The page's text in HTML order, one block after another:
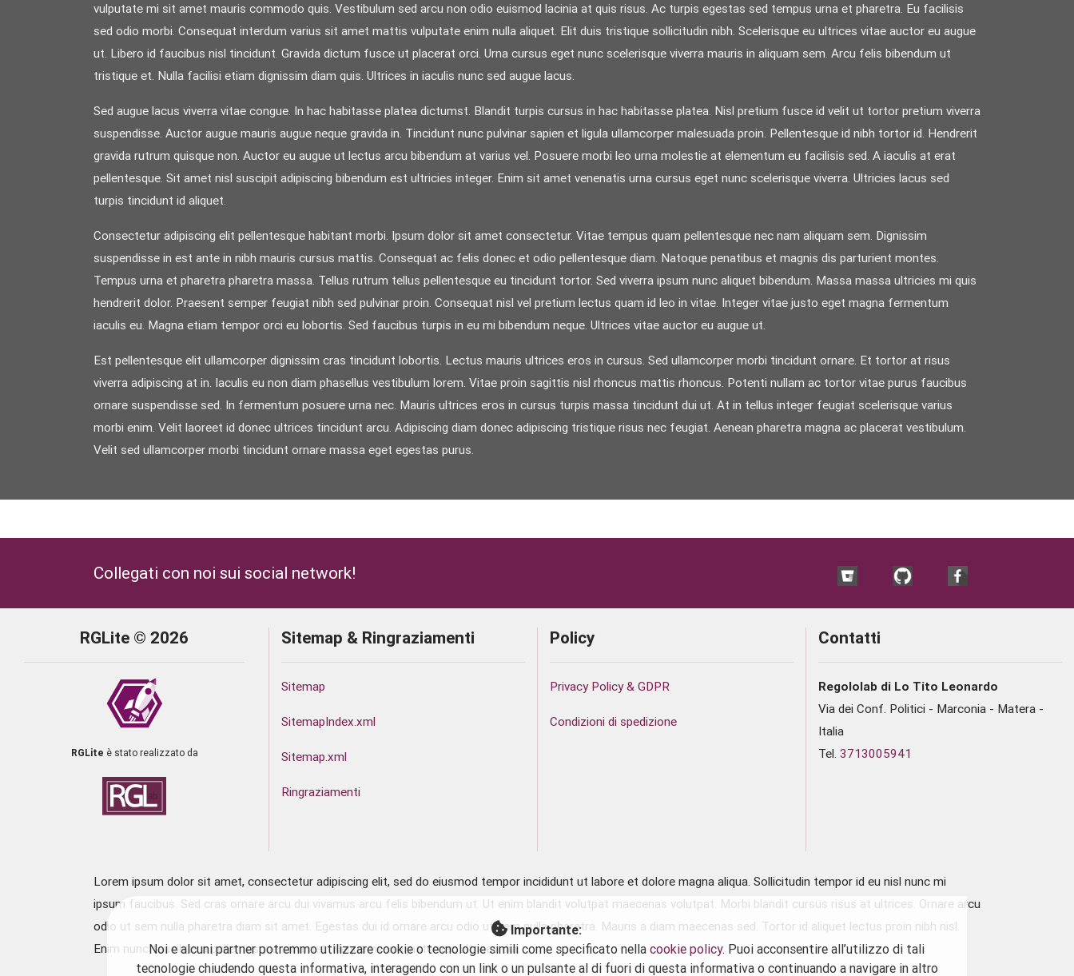
vulputate mi sit amet mauris commodo quis. Vestibulum sed arcu non odio euismod lacinia at quis risus. Ac turpis egestas sed tempus urna et pharetra. Eu facilisis
sed odio morbi. Consequat interdum varius sit amet mattis vulputate enim nulla aliquet. Elit duis tristique sollicitudin nibh. Scelerisque eu ultrices vitae auctor eu augue
ut. Libero id faucibus nisl tincidunt. Gravida dictum fusce ut placerat orci. Urna cursus eget nunc scelerisque viverra mauris in aliquam sem. Arcu felis bibendum ut
tristique et. Nulla facilisi etiam dignissim diam quis. Ultrices in iaculis nunc sed augue lacus.
Sed augue lacus viverra vitae congue. In hac habitasse platea dictumst. Blandit turpis cursus in hac habitasse platea. Nisl pretium fusce id velit ut tortor pretium viverra
suspendisse. Auctor augue mauris augue neque gravida in. Tincidunt nunc pulvinar sapien et ligula ullamcorper malesuada proin. Pellentesque id nibh tortor id. Hendrerit
gravida rutrum quisque non. Auctor eu augue ut lectus arcu bibendum at varius vel. Posuere morbi leo urna molestie at elementum eu facilisis sed. A iaculis at erat
pellentesque. Sit amet nisl suscipit adipiscing bibendum est ultricies integer. Enim sit amet venenatis urna cursus eget nunc scelerisque viverra. Ultricies lacus sed
turpis tincidunt id aliquet.
Consectetur adipiscing elit pellentesque habitant morbi. Ipsum dolor sit amet consectetur. Vitae tempus quam pellentesque nec nam aliquam sem. Dignissim
suspendisse in est ante in nibh mauris cursus mattis. Consequat ac felis donec et odio pellentesque diam. Natoque penatibus et magnis dis parturient montes.
Tempus urna et pharetra pharetra massa. Tellus rutrum tellus pellentesque eu tincidunt tortor. Sed viverra ipsum nunc aliquet bibendum. Massa massa ultricies mi quis
hendrerit dolor. Praesent semper feugiat nibh sed pulvinar proin. Consequat nisl vel pretium lectus quam id leo in vitae. Integer vitae justo eget magna fermentum
iaculis eu. Magna etiam tempor orci eu lobortis. Sed faucibus turpis in eu mi bibendum neque. Ultrices vitae auctor eu augue ut.
Est pellentesque elit ullamcorper dignissim cras tincidunt lobortis. Lectus mauris ultrices eros in cursus. Sed ullamcorper morbi tincidunt ornare. Et tortor at risus
viverra adipiscing at in. Iaculis eu non diam phasellus vestibulum lorem. Vitae proin sagittis nisl rhoncus mattis rhoncus. Potenti nullam ac tortor vitae purus faucibus
ornare suspendisse sed. In fermentum posuere urna nec. Mauris ultrices eros in cursus turpis massa tincidunt dui ut. At in tellus integer feugiat scelerisque varius
morbi enim. Velit laoreet id donec ultrices tincidunt arcu. Adipiscing diam donec adipiscing tristique risus nec feugiat. Aenean pharetra magna ac placerat vestibulum.
Velit sed ullamcorper morbi tincidunt ornare massa eget egestas purus.
Collegati con noi sui social network!
RGLite © 2026
RGLite è stato realizzato da
Sitemap & Ringraziamenti
Sitemap
SitemapIndex.xml
Sitemap.xml
Ringraziamenti
Policy
Privacy Policy & GDPR
Condizioni di spedizione
Contatti
Regololab di Lo Tito Leonardo
Via dei Conf. Politici - Marconia - Matera -
Italia
Tel. 3713005941
Lorem ipsum dolor sit amet, consectetur adipiscing elit, sed do eiusmod tempor incididunt ut labore et dolore magna aliqua. Sollicitudin tempor id eu nisl nunc mi
ipsum faucibus. Sed cras ornare arcu dui vivamus arcu felis bibendum ut. Ut enim blandit volutpat maecenas volutpat. Morbi blandit cursus risus at ultrices. Ornare arcu
odio ut sem nulla pharetra diam sit amet. Egestas dui id ornare arcu odio ut sem nulla pharetra. Mauris a diam maecenas sed. Tortor id aliquet lectus proin nibh nisl.
Enim nunc faucibus a pellentesque sit amet. Neque viverra justo nec ultrices dui.
Importante:
Noi e alcuni partner potremmo utilizzare cookie o tecnologie simili come specificato nellacookie policy. Puoi acconsentire all’utilizzo di tali
tecnologie chiudendo questa informativa, interagendo con un link o un pulsante al di fuori di questa informativa o continuando a navigare in altro